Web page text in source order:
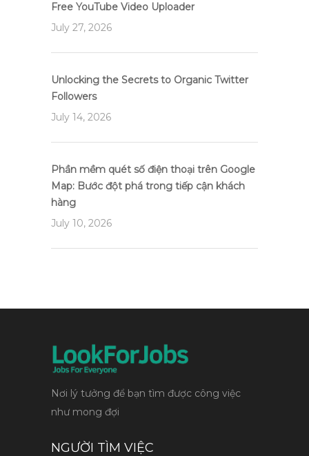
Free YouTube Video Uploader
July 27, 2026
Unlocking the Secrets to Organic Twitter
Followers
July 14, 2026
Phần mềm quét số điện thoại trên Google
Map: Bước đột phá trong tiếp cận khách
hàng
July 10, 2026
Nơi lý tưởng để bạn tìm được công việc
như mong đợi
NGƯỜI TÌM VIỆC